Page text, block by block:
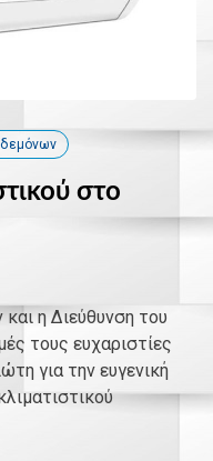
στο
η Διεύθυνση του
τους ευχαριστίες
για την ευγενική